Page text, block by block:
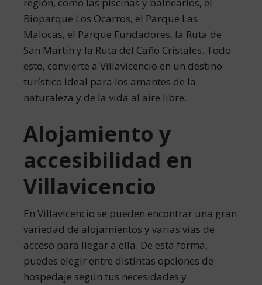
Bioparque Los Ocarros, el Parque Las
Malocas, el Parque Fundadores, la Ruta de
San Martín y la Ruta del Caño Cristales. Todo
esto, convierte a Villavicencio en un destino
turístico ideal para los amantes de la
naturaleza y de la vida al aire libre.
Alojamiento y
accesibilidad en
Villavicencio
En Villavicencio se pueden encontrar una gran
variedad de alojamientos y varias vías de
acceso para llegar a ella. De esta forma,
puedes elegir entre distintas opciones de
hospedaje según tus necesidades y